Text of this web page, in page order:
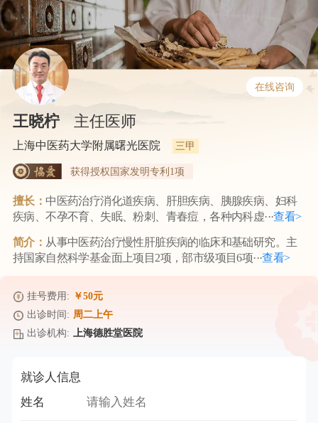
在线咨询
王晓柠 主任医师
上海中医药大学附属曙光医院 三甲
获得授权国家发明专利1项
擅长： 中医药治疗消化道疾病、肝胆疾病、胰腺疾病、妇科
疾病、不孕不育、失眠、粉刺、青春痘，各种内科虚···查看>
简介： 从事中医药治疗慢性肝脏疾病的临床和基础研究。主
持国家自然科学基金面上项目2项，部市级项目6项···查看>
挂号费用: ￥50元
出诊时间: 周二上午
出诊机构:
上海德胜堂医院
就诊人信息
姓名